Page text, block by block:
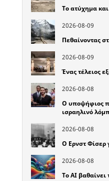
Το ατύχημα
2026-08-09
Πεθαίνοντας
2026-08-09
Ένας τέλειος
2026-08-08
Ο υποψήφιος
ισραηλινό
2026-08-08
Ο Ερνστ Φίσερ
2026-08-08
Το ΑΙ βαθαίνει